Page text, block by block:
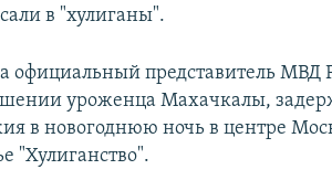
в "хулиганы".
официальный представитель МВД
уроженца Махачкалы,
в новогоднюю ночь в центре
"Хулиганство".